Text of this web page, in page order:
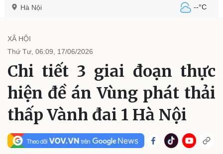
Hà Nội --°C
Chính trị
Đảng
Tổ chức nhân sự
Quốc hội
Nhận diện sự thật
Tin 24h
Dự báo thời tiết
Giáo dục
Dấu ấn VOV
Việc làm
Biển đảo
XÃ HỘI
Thứ Tư, 06:09, 17/06/2026
Chi tiết 3 giai đoạn thực
hiện đề án Vùng phát thải
thấp Vành đai 1 Hà Nội